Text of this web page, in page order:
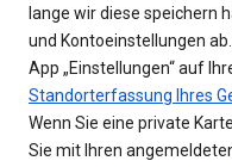
lange wir diese speichern
und Kontoeinstellungen
App „Einstellungen“ auf
Standorterfassung Ihres
Wenn Sie eine private
Sie mit Ihren